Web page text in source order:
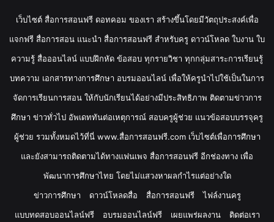
เว็บไซต์ สื่อการสอนฟรี ดอทคอม ของเรา สร้างขึ้นโดยมีวัตถุประสงค์เพื่อ
แจกฟรี สื่อการสอน แนะนำ สื่อการสอนฟรี สำหรับครู ดาวน์โหลด ใบงาน ใบ
ความรู้ สื่อออนไลน์ แบบฝึกหัด ข้อสอบ ทุกรายวิชา ทุกกลุ่มสาระการเรียนรู้
บทความ เอกสารทางการศึกษา อบรมออนไลน์ เพื่อให้ครูนำไปใช้เป็นในการ
จัดการเรียนการสอน ให้กับนักเรียนได้อย่างมีประสิทธิภาพ ติดตามข่าวการ
ศึกษา ข่าวทั่วไป อัพเดททันต่อเหตุการณ์ สอบครูผู้ช่วย แนวข้อสอบบรรจุครู
ผู้ช่วย รวมทั้งหมดไว้ที่นี่ www.สื่อการสอนฟรี.com เว็บไซต์เพื่อการศึกษา
และยังสามารถติดตามได้ทางแฟนเพจ สื่อการสอนฟรี อีกช่องทาง เพื่อ
พัฒนาการศึกษาไทย โดยไม่แสวงหาผลกำไรแต่อย่างใด
ข่าวการศึกษา
ดาวน์โหลดสื่อ สื่อการสอนฟรี
ไฟล์งานครู
แบบทดสอบออนไลน์ฟรี
อบรมออนไลน์ฟรี เผยแพร่ผลงาน ติดต่อเรา